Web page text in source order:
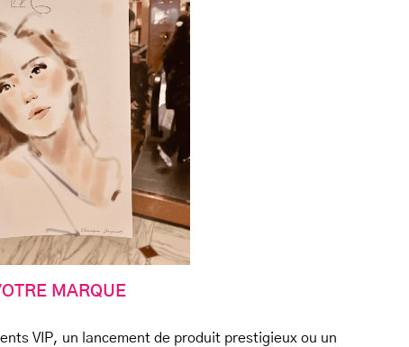
MARQUE
VIP, un lancement de produit prestigieux ou un